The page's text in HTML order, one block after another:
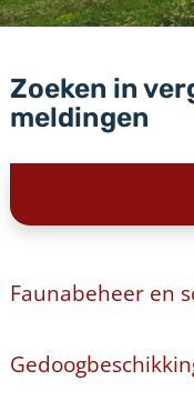
Zoeken in
meldingen
Faunabeheer en